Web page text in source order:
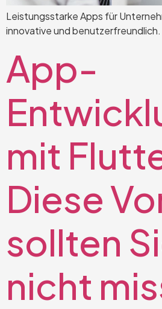
Leistungsstarke Apps für
innovative und benutzerfreundlich.
App-
mit
Diese
sollten
nicht